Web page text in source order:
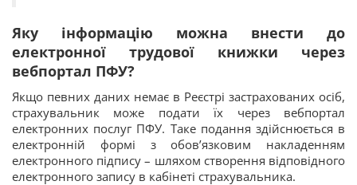
Яку інформацію можна внести до
електронної трудової книжки через
вебпортал ПФУ?
Якщо певних даних немає в Реєстрі застрахованих осіб,
страхувальник може подати їх через вебпортал
електронних послуг ПФУ. Таке подання здійснюється в
електронній формі з обов’язковим накладенням
електронного підпису – шляхом створення відповідного
електронного запису в кабінеті страхувальника.